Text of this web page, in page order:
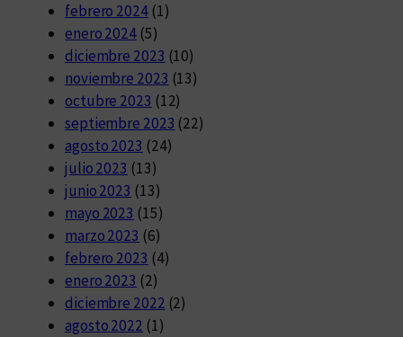
febrero 2024(1)
enero 2024 (5)
diciembre 2023 (10)
noviembre 2023 (13)
octubre 2023 (12)
septiembre 2023 (22)
agosto 2023 (24)
julio 2023 (13)
junio 2023 (13)
mayo 2023 (15)
marzo 2023 (6)
febrero 2023 (4)
enero 2023 (2)
diciembre 2022 (2)
agosto 2022 (1)